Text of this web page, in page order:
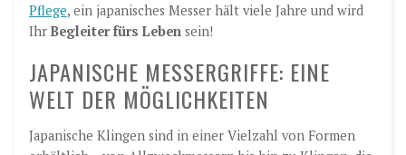
Pflege, ein japanisches Messer hält viele Jahre und wird
Ihr Begleiter fürs Leben sein!
JAPANISCHE MESSERGRIFFE: EINE
WELT DER MÖGLICHKEITEN
Japanische Klingen sind in einer Vielzahl von Formen